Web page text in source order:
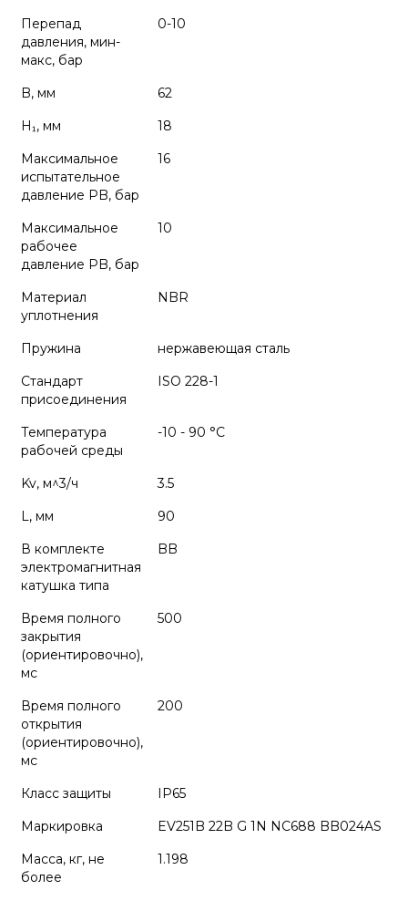
Перепад
давления, мин-
макс, бар
0-10
B, мм
62
H₁, мм
18
Максимальное
испытательное
давление PB, бар
16
Максимальное
рабочее
давление PB, бар
10
Материал
уплотнения
NBR
Пружина
нержавеющая сталь
Стандарт
присоединения
ISO 228-1
Температура
рабочей среды
-10 - 90 °C
Kv, м^3/ч
3.5
L, мм
90
В комплекте
электромагнитная
катушка типа
BB
Время полного
закрытия
(ориентировочно),
мс
500
Время полного
открытия
(ориентировочно),
мс
200
Класс защиты
IP65
Маркировка
EV251B 22B G 1N NC688 BB024AS
Масса, кг, не
более
1.198